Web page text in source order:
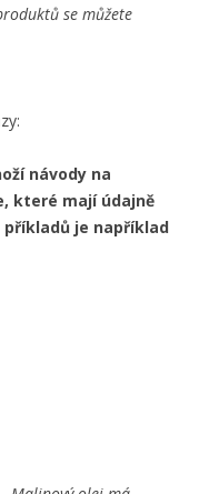
se můžete
návody na
které mají údajně
příkladů je například